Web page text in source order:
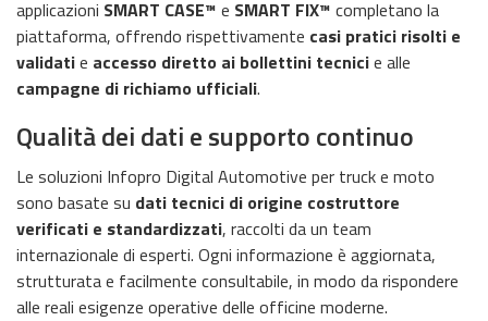
applicazioni SMART CASE™ e SMART FIX™ completano la
piattaforma, offrendo rispettivamente casi pratici risolti e
validatie accesso diretto ai bollettini tecnicie alle
campagne di richiamo ufficiali.
Qualità dei dati e supporto continuo
Le soluzioni Infopro Digital Automotive per truck e moto
sono basate su dati tecnici di origine costruttore
verificati e standardizzati, raccolti da un team
internazionale di esperti. Ogni informazione è aggiornata,
strutturata e facilmente consultabile, in modo da rispondere
alle reali esigenze operative delle officine moderne.